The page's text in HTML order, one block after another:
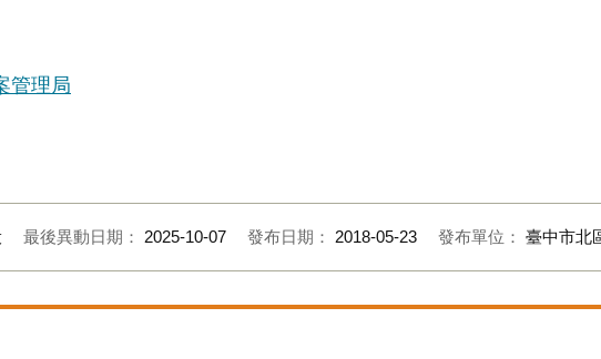
管理局
最後異動日期： 2025-10-07 發布日期： 2018-05-23 發布單位： 臺中市北